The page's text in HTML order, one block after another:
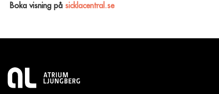
Boka visning på sicklacentral.se